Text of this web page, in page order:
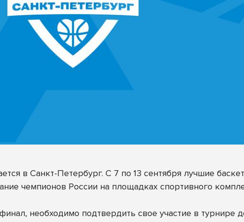
в Санкт-Петербург. С 7 по 13 сентября лучшие
чемпионов России на площадках спортивного
необходимо подтвердить свое участие в турнире